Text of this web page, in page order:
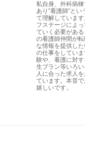
私自身、外科病
あり”看護師”と
て理解していま
フステージによ
ていく必要があ
の看護師仲間が
な情報を提供し
の仕事をしてい
験や、看護に対
生プラン等いろ
人に合った求人
ています。本音
嬉しいです。